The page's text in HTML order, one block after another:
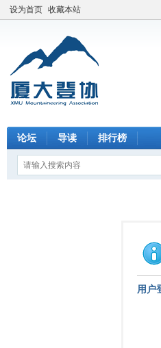
设为首页 收藏本站
论坛 导读 排行榜
用户